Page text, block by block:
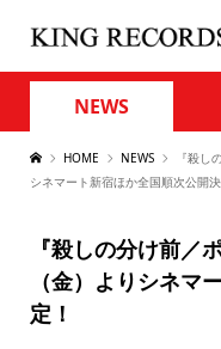
NEWS
HOME NEWS
『殺し
シネマート新宿ほか全国順次公開決
『殺しの分け前／
（金）よりシネマ
定！